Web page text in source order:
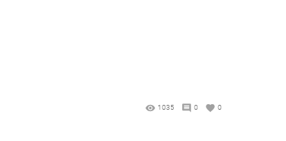
1035 0 0